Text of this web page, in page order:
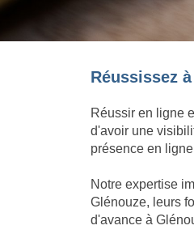
Réussissez
Réussir en ligne
d'avoir une
présence en
Notre expertise
Glénouze, leurs
d'avance à